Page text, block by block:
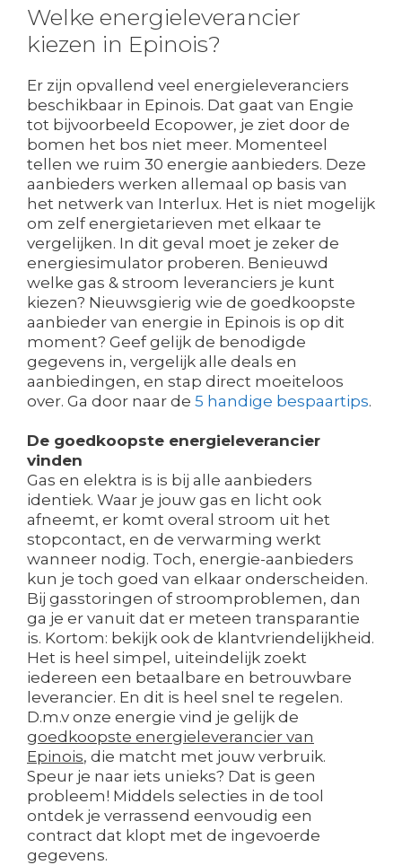
Welke energieleverancier
kiezen in Epinois?
Er zijn opvallend veel energieleveranciers
beschikbaar in Epinois. Dat gaat van Engie
tot bijvoorbeeld Ecopower, je ziet door de
bomen het bos niet meer. Momenteel
tellen we ruim 30 energie aanbieders. Deze
aanbieders werken allemaal op basis van
het netwerk van Interlux. Het is niet mogelijk
om zelf energietarieven met elkaar te
vergelijken. In dit geval moet je zeker de
energiesimulator proberen. Benieuwd
welke gas & stroom leveranciers je kunt
kiezen? Nieuwsgierig wie de goedkoopste
aanbieder van energie in Epinois is op dit
moment? Geef gelijk de benodigde
gegevens in, vergelijk alle deals en
aanbiedingen, en stap direct moeiteloos
over. Ga door naar de 5 handige bespaartips.
De goedkoopste energieleverancier
vinden
Gas en elektra is is bij alle aanbieders
identiek. Waar je jouw gas en licht ook
afneemt, er komt overal stroom uit het
stopcontact, en de verwarming werkt
wanneer nodig. Toch, energie-aanbieders
kun je toch goed van elkaar onderscheiden.
Bij gasstoringen of stroomproblemen, dan
ga je er vanuit dat er meteen transparantie
is. Kortom: bekijk ook de klantvriendelijkheid.
Het is heel simpel, uiteindelijk zoekt
iedereen een betaalbare en betrouwbare
leverancier. En dit is heel snel te regelen.
D.m.v onze energie vind je gelijk de
goedkoopste energieleverancier van
Epinois, die matcht met jouw verbruik.
Speur je naar iets unieks? Dat is geen
probleem! Middels selecties in de tool
ontdek je verrassend eenvoudig een
contract dat klopt met de ingevoerde
gegevens.